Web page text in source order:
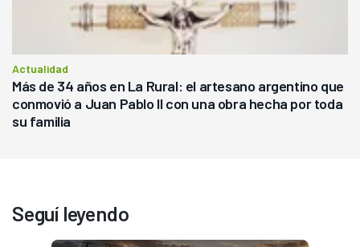
Actualidad
Más de 34 años en La Rural: el artesano argentino que
conmovió a Juan Pablo II con una obra hecha por toda
su familia
Seguí leyendo